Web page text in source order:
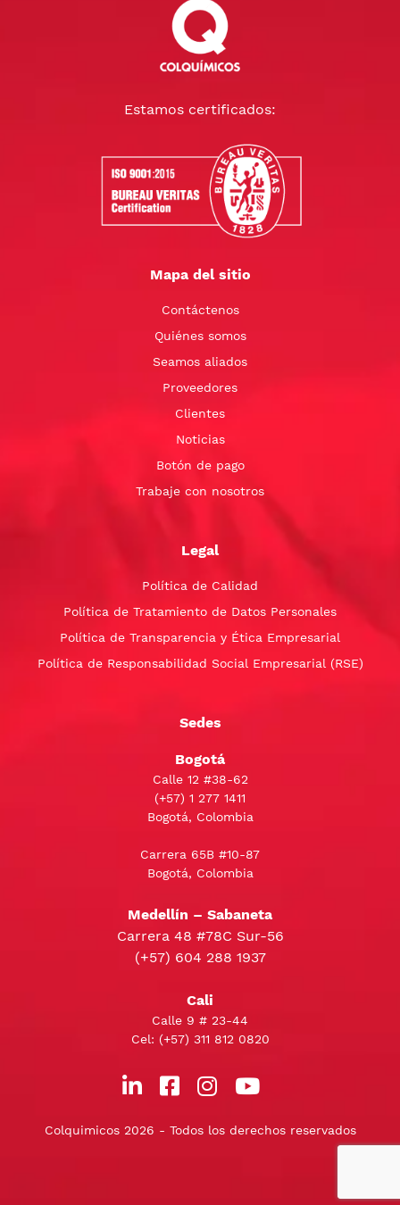
Estamos certificados:
Mapa del sitio
Contáctenos
Quiénes somos
Seamos aliados
Proveedores
Clientes
Noticias
Botón de pago
Trabaje con nosotros
Legal
Política de Calidad
Política de Tratamiento de Datos Personales
Política de Transparencia y Ética Empresarial
Política de Responsabilidad Social Empresarial (RSE)
Sedes
Bogotá
Calle 12 #38-62
(+57) 1 277 1411
Bogotá, Colombia
Carrera 65B #10-87
Bogotá, Colombia
Medellín – Sabaneta
Carrera 48 #78C Sur-56
(+57) 604 288 1937
Cali
Calle 9 # 23-44
Cel: (+57) 311 812 0820
Colquimicos 2026 - Todos los derechos reservados